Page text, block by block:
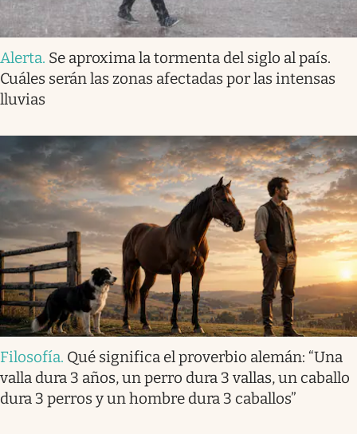
Alerta. Se aproxima la tormenta del siglo al país.
Cuáles serán las zonas afectadas por las intensas
lluvias
Filosofía. Qué significa el proverbio alemán: “Una
valla dura 3 años, un perro dura 3 vallas, un caballo
dura 3 perros y un hombre dura 3 caballos”